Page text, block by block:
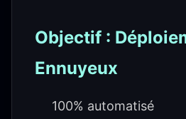
Objectif :
Ennuyeux
100% automatisé